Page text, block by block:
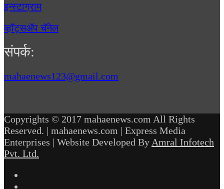
इन्स्टाग्राम
व्हॉट्सॲप चॅनेल
संपर्क:
mahaenews123@gmail.com
Copyrights © 2017 mahaenews.com All Rights
Reserved. | mahaenews.com | Express Media
Enterprises | Website Developed By Amral Infotech
Pvt. Ltd.